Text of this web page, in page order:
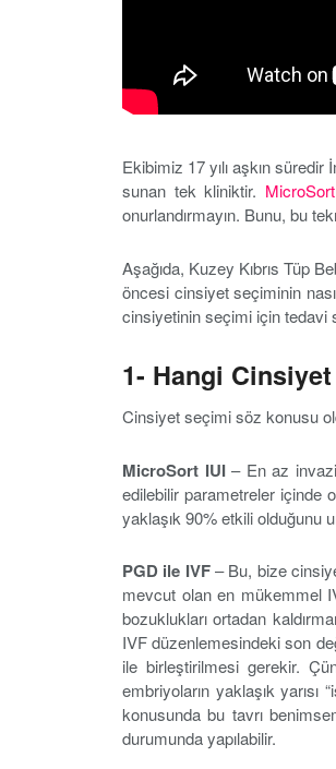
Ekibimiz 17 yılı aşkın
sunan tek kliniktir.
onurlandırmayın. Bunu, bu
Aşağıda, Kuzey Kıbrıs Tüp
öncesi cinsiyet seçiminin
cinsiyetinin seçimi için tedavi
1- Hangi
Cinsiyet seçimi söz konusu
MicroSort IUI– En az
edilebilir parametreler içinde
yaklaşık 90% etkili olduğunu
PGD ile IVF– Bu, bize
mevcut olan en mükemmel
bozuklukları ortadan
IVF düzenlemesindeki son
ile birleştirilmesi gerekir.
embriyoların yaklaşık
konusunda bu tavrı
durumunda yapılabilir.